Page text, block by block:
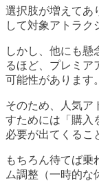
選択肢が増えてあ
して対象アトラク
しかし、他にも懸
るほど、プレミア
可能性があります。
そのため、人気ア
すためには「購入
必要が出てくるこ
もちろん待てば乗
ム調整（一時的な